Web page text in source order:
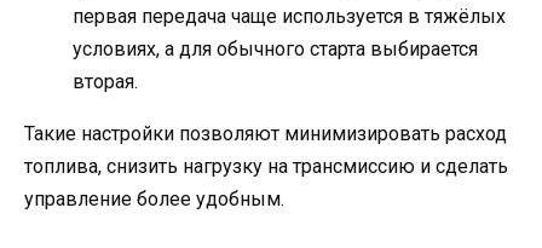
первая передача чаще используется в тяжёлых
условиях, а для обычного старта выбирается
вторая.
Такие настройки позволяют минимизировать расход
топлива, снизить нагрузку на трансмиссию и сделать
управление более удобным.